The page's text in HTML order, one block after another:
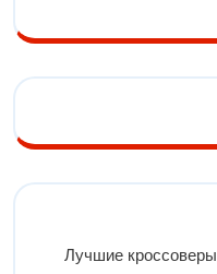
Лучшие кроссоверы